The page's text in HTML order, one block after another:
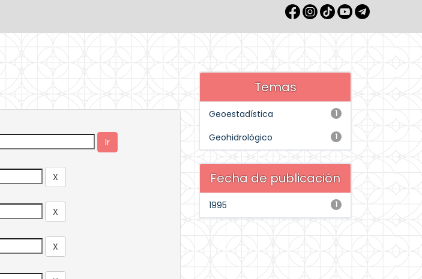
Temas
1
Geoestadística
1
Geohidrológico
Fecha de publicación
1
1995